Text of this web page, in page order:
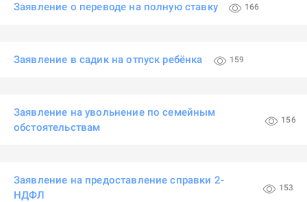
Заявление о переводе на полную ставку 166
Заявление в садик на отпуск ребёнка 159
Заявление на увольнение по семейным
обстоятельствам
156
Заявление на предоставление справки 2-
НДФЛ
153